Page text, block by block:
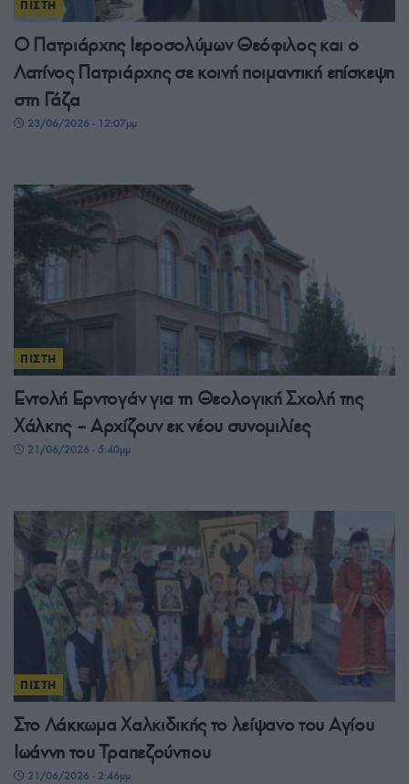
ΠΙΣΤΗ
Ο Πατριάρχης Ιεροσολύμων Θεόφιλος και ο
Λατίνος Πατριάρχης σε κοινή ποιμαντική επίσκεψη
στη Γάζα
23/06/2026 - 12:07μμ
ΠΙΣΤΗ
Εντολή Ερντογάν για τη Θεολογική Σχολή της
Χάλκης – Αρχίζουν εκ νέου συνομιλίες
21/06/2026 - 5:40μμ
ΠΙΣΤΗ
Στο Λάκκωμα Χαλκιδικής το λείψανο του Αγίου
Ιωάννη του Τραπεζούντιου
21/06/2026 - 2:46μμ